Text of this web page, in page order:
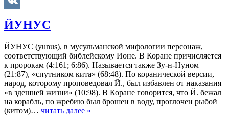
ЙУНУС
ЙУНУС (yunus), в мусульманской мифологии персонаж,
соответствующий библейскому Ионе. В Коране причисляется
к пророкам (4:161; 6:86). Называется также Зу-н-Нуном
(21:87), «спутником кита» (68:48). По коранической версии,
народ, которому проповедовал Й., был избавлен от наказания
«в здешней жизни» (10:98). В Коране говорится, что Й. бежал
на корабль, по жребию был брошен в воду, проглочен рыбой
(китом)… читать далее »